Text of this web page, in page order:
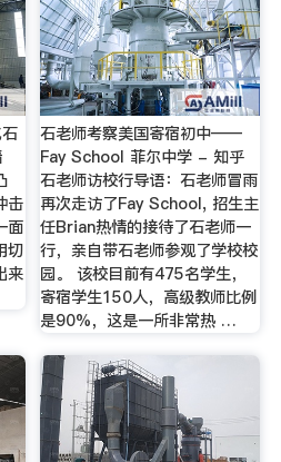
击
面
切
来
石老师考察美国寄宿初中——
Fay School 菲尔中学 - 知乎
石老师访校行导语：石老师冒雨
再次走访了Fay School, 招生主
任Brian热情的接待了石老师一
行，亲自带石老师参观了学校校
园。 该校目前有475名学生，
寄宿学生150人，高级教师比例
是90%，这是一所非常热 …